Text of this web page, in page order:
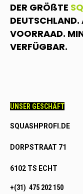
DER GRÖßTE
DEUTSCHLAND.
VOORRAAD.
VERFÜGBAR.
UNSER GESCHÄFT
SQUASHPROFI.DE
DORPSTRAAT 71
6102 TS ECHT
+(31) 475 202 150